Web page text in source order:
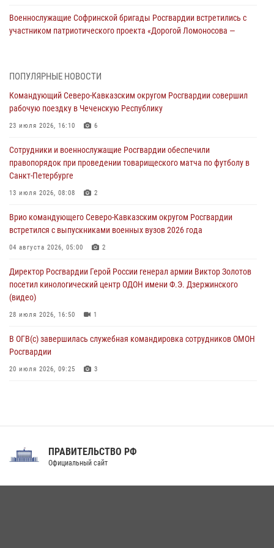
Военнослужащие Софринской бригады Росгвардии встретились с
участником патриотического проекта «Дорогой Ломоносова —
настольному теннису ко Дню физкультурника
08 августа 2026, 07:00
Кузбассе
08 августа 2026, 07:00
ОМОН «Ойрат» Управления Росгвардии по Республике Калмыкия
08 августа 2026, 07:00
В Москве росгвардейцы оказали помощь медикам и девушке с
08 августа 2026, 06:32 1
ПОПУЛЯРНЫЕ НОВОСТИ
Командующий Северо-Кавказским округом Росгвардии совершил
рабочую поездку в Чеченскую Республику
23 июля 2026, 16:10 6
Сотрудники и военнослужащие Росгвардии обеспечили
правопорядок при проведении товарищеского матча по футболу в
Санкт-Петербурге
13 июля 2026, 08:08 2
Врио командующего Северо-Кавказским округом Росгвардии
встретился с выпускниками военных вузов 2026 года
04 августа 2026, 05:00 2
Директор Росгвардии Герой России генерал армии Виктор Золотов
посетил кинологический центр ОДОН имени Ф.Э. Дзержинского
(видео)
28 июля 2026, 16:50 1
В ОГВ(с) завершилась служебная командировка сотрудников ОМОН
Росгвардии
20 июля 2026, 09:25 3
Праздник «Один день с Росгвардией» к 105-летию Центрального
ПРАВИТЕЛЬСТВО РФ
Официальный сайт